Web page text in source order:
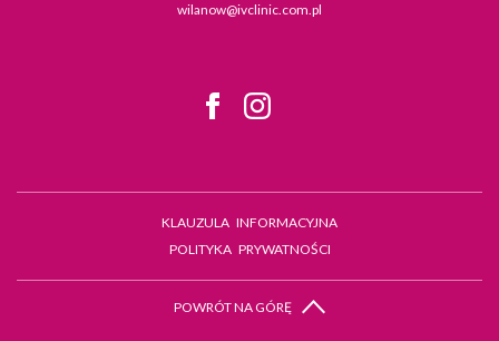
wilanow@ivclinic.com.pl
KLAUZULA INFORMACYJNA
POLITYKA PRYWATNOŚCI
POWRÓT NA GÓRĘ